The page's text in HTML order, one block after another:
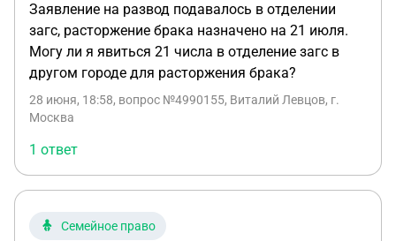
Заявление на развод подавалось в отделении
загс, расторжение брака назначено на 21 июля.
Могу ли я явиться 21 числа в отделение загс в
другом городе для расторжения брака?
28 июня, 18:58, вопрос №4990155, Виталий Левцов, г.
Москва
1 ответ
Семейное право